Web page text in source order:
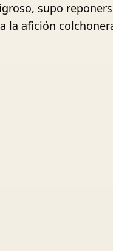
supo
la afición